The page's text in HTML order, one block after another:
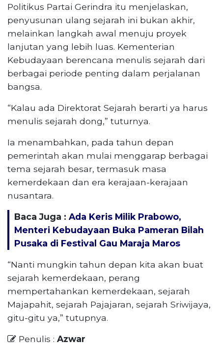
Politikus Partai Gerindra itu menjelaskan,
penyusunan ulang sejarah ini bukan akhir,
melainkan langkah awal menuju proyek
lanjutan yang lebih luas. Kementerian
Kebudayaan berencana menulis sejarah dari
berbagai periode penting dalam perjalanan
bangsa.
“Kalau ada Direktorat Sejarah berarti ya harus
menulis sejarah dong,” tuturnya.
Ia menambahkan, pada tahun depan
pemerintah akan mulai menggarap berbagai
tema sejarah besar, termasuk masa
kemerdekaan dan era kerajaan-kerajaan
nusantara.
Baca Juga : Ada Keris Milik Prabowo,
Menteri Kebudayaan Buka Pameran Bilah
Pusaka di Festival Gau Maraja Maros
“Nanti mungkin tahun depan kita akan buat
sejarah kemerdekaan, perang
mempertahankan kemerdekaan, sejarah
Majapahit, sejarah Pajajaran, sejarah Sriwijaya,
gitu-gitu ya,” tutupnya.
Penulis : Azwar